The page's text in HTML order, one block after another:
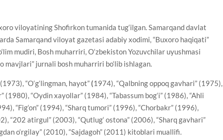
viloyatining Shofirkon tumanida tug‘ilgan. Samarqand davlat
Samarqand viloyat gazetasi adabiy xodimi, “Buxoro haqiqati”
mudiri, Bosh muharriri, O‘zbekiston Yozuvchilar uyushmasi
mavjlari” jurnali bosh muharriri bo‘lib ishlagan.
“O‘g‘lingman, hayot”(1974), “Qalbning oppoq gavhari” (1975),
“Oydin xayollar” (1984), “Tabassum bog‘i” (1986), “Ahli
“Fig‘on” (1994), “Sharq tumori” (1996), “Chorbakr” (1996),
“202 atirgul” (2003), “Qutlug‘ ostona” (2006), “Sharq gavhari”
o‘rgilay” (2010), “Sajdagoh” (2011) kitoblari muallifi.